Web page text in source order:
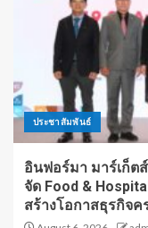
ประชาสัมพันธ์
อินฟอร์มา มาร์เก็ต
จัด Food &
สร้างโอกาสธุรกิจค